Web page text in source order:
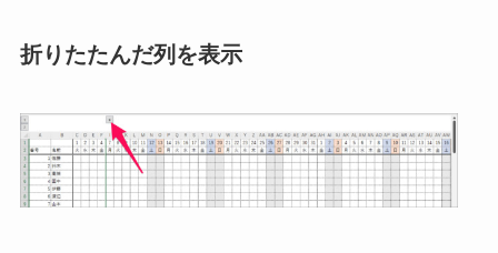
折りたたんだ列を表示